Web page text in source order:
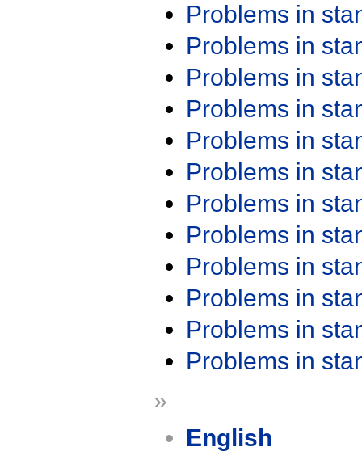
Problems in
Problems in
Problems in
Problems in
Problems in
Problems in
Problems in
Problems in
Problems in
Problems in
Problems in
Problems in
»
English